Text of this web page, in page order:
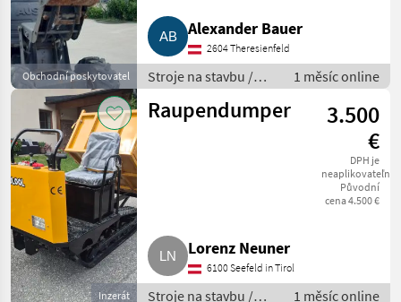
Obchodní poskytovatel
Alexander Bauer
2604 Theresienfeld
Stroje na stavbu /
Sklápacie vozidlo
1 měsíc online
Inzerát
Raupendumper
3.500
€
DPH je
neaplikovateľné
Původní
cena 4.500 €
Lorenz Neuner
6100 Seefeld in Tirol
Stroje na stavbu /
1 měsíc online